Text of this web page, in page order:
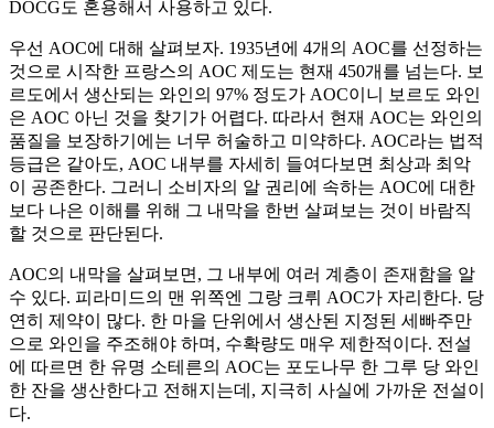
DOCG도 혼용해서 사용하고 있다.
우선 AOC에 대해 살펴보자. 1935년에 4개의 AOC를 선정하는
것으로 시작한 프랑스의 AOC 제도는 현재 450개를 넘는다. 보
르도에서 생산되는 와인의 97% 정도가 AOC이니 보르도 와인
은 AOC 아닌 것을 찾기가 어렵다. 따라서 현재 AOC는 와인의
품질을 보장하기에는 너무 허술하고 미약하다. AOC라는 법적
등급은 같아도, AOC 내부를 자세히 들여다보면 최상과 최악
이 공존한다. 그러니 소비자의 알 권리에 속하는 AOC에 대한
보다 나은 이해를 위해 그 내막을 한번 살펴보는 것이 바람직
할 것으로 판단된다.
AOC의 내막을 살펴보면, 그 내부에 여러 계층이 존재함을 알
수 있다. 피라미드의 맨 위쪽엔 그랑 크뤼 AOC가 자리한다. 당
연히 제약이 많다. 한 마을 단위에서 생산된 지정된 세빠주만
으로 와인을 주조해야 하며, 수확량도 매우 제한적이다. 전설
에 따르면 한 유명 소테른의 AOC는 포도나무 한 그루 당 와인
한 잔을 생산한다고 전해지는데, 지극히 사실에 가까운 전설이
다.